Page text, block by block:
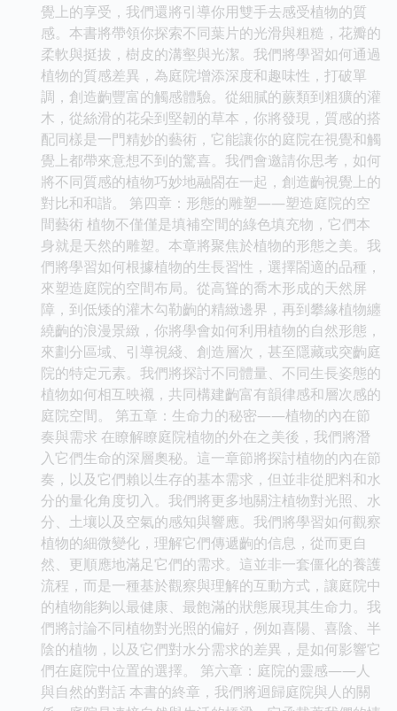
覺上的享受，我們還將引導你用雙手去感受植物的質
感。本書將帶領你探索不同葉片的光滑與粗糙，花瓣的
柔軟與挺拔，樹皮的溝壑與光潔。我們將學習如何通過
植物的質感差異，為庭院增添深度和趣味性，打破單
調，創造齣豐富的觸感體驗。從細膩的蕨類到粗獷的灌
木，從絲滑的花朵到堅韌的草本，你將發現，質感的搭
配同樣是一門精妙的藝術，它能讓你的庭院在視覺和觸
覺上都帶來意想不到的驚喜。我們會邀請你思考，如何
將不同質感的植物巧妙地融閤在一起，創造齣視覺上的
對比和和諧。 第四章：形態的雕塑——塑造庭院的空
間藝術 植物不僅僅是填補空間的綠色填充物，它們本
身就是天然的雕塑。本章將聚焦於植物的形態之美。我
們將學習如何根據植物的生長習性，選擇閤適的品種，
來塑造庭院的空間布局。從高聳的喬木形成的天然屏
障，到低矮的灌木勾勒齣的精緻邊界，再到攀緣植物纏
繞齣的浪漫景緻，你將學會如何利用植物的自然形態，
來劃分區域、引導視綫、創造層次，甚至隱藏或突齣庭
院的特定元素。我們將探討不同體量、不同生長姿態的
植物如何相互映襯，共同構建齣富有韻律感和層次感的
庭院空間。 第五章：生命力的秘密——植物的內在節
奏與需求 在瞭解瞭庭院植物的外在之美後，我們將潛
入它們生命的深層奧秘。這一章節將探討植物的內在節
奏，以及它們賴以生存的基本需求，但並非從肥料和水
分的量化角度切入。我們將更多地關注植物對光照、水
分、土壤以及空氣的感知與響應。我們將學習如何觀察
植物的細微變化，理解它們傳遞齣的信息，從而更自
然、更順應地滿足它們的需求。這並非一套僵化的養護
流程，而是一種基於觀察與理解的互動方式，讓庭院中
的植物能夠以最健康、最飽滿的狀態展現其生命力。我
們將討論不同植物對光照的偏好，例如喜陽、喜陰、半
陰的植物，以及它們對水分需求的差異，是如何影響它
們在庭院中位置的選擇。 第六章：庭院的靈感——人
與自然的對話 本書的終章，我們將迴歸庭院與人的關